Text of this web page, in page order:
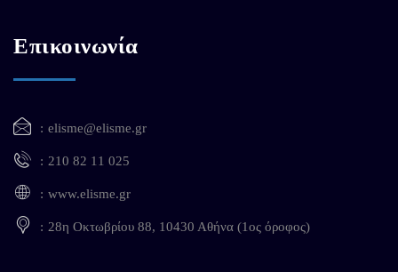
Επικοινωνία
elisme@elisme.gr
210 82 11 025
www.elisme.gr
28η Οκτωβρίου 88, 10430 Αθήνα (1ος όροφος)